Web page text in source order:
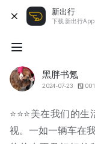
新出行
下载 新出行
黑胖书氪
2024-07-23 001
⭐️⭐️⭐️美在我们的
视。一如一辆车在